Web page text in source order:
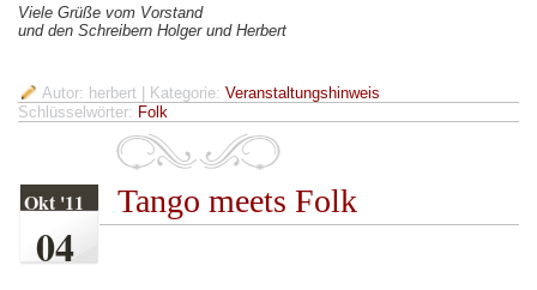
Viele Grüße vom Vorstand
und den Schreibern Holger und Herbert
Autor: herbert | Kategorie: Veranstaltungshinweis
Schlüsselwörter: Folk
Okt '11
04
Tango meets Folk